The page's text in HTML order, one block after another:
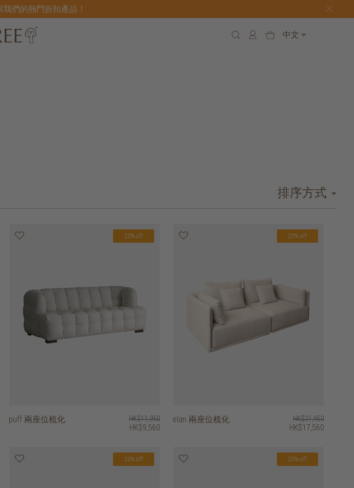
們的熱門折扣產品！
中文
排序方式
20% off
puff 兩座位梳化 HK$11,950
HK$9,560
20% off
elan 兩座位梳化 HK$21,950
HK$17,560
20% off 20% off